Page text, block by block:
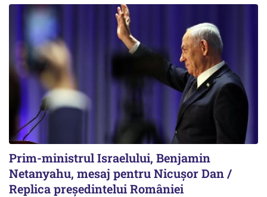
Prim-ministrul Israelului, Benjamin
Netanyahu, mesaj pentru Nicușor Dan /
Replica președintelui României